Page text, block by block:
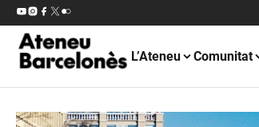
L’Ateneu Comunitat